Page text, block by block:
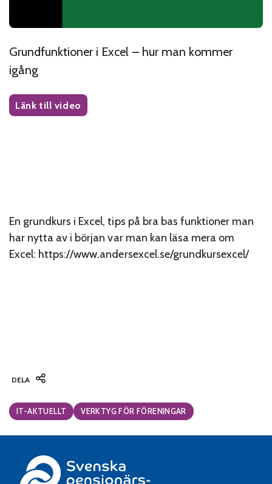
Grundfunktioner i Excel – hur man kommer
igång
Länk till video
En grundkurs i Excel, tips på bra bas funktioner man
har nytta av i början var man kan läsa mera om
Excel: https://www.andersexcel.se/grundkursexcel/
DELA
Categories:
IT-AKTUELLT VERKTYG FÖR FÖRENINGAR